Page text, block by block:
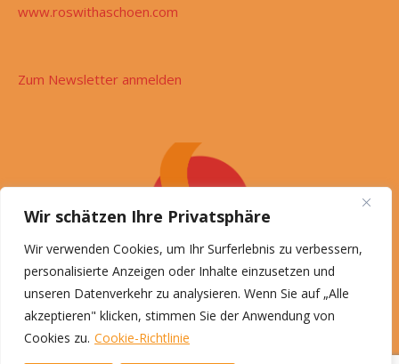
Wir schätzen Ihre Privatsphäre
Wir verwenden Cookies, um Ihr Surferlebnis zu verbessern,
personalisierte Anzeigen oder Inhalte einzusetzen und
unseren Datenverkehr zu analysieren. Wenn Sie auf „Alle
akzeptieren" klicken, stimmen Sie der Anwendung von
Cookies zu. Cookie-Richtlinie
www.roswithaschoen.com
Zum Newsletter anmelden
© Roswitha Schön, 2026